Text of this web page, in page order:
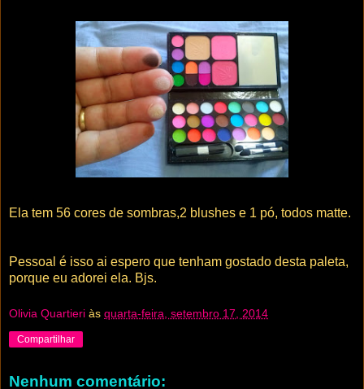
Ela tem 56 cores de sombras,2 blushes e 1 pó, todos matte.
Pessoal é isso ai espero que tenham gostado desta paleta,
porque eu adorei ela. Bjs.
Olivia Quartieri às quarta-feira, setembro 17, 2014
Compartilhar
Nenhum comentário: